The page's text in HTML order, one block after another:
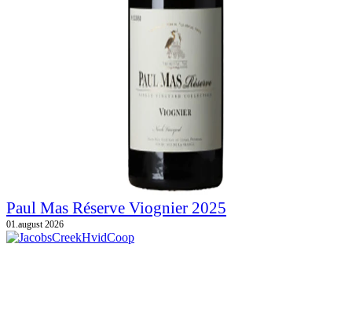
Paul Mas Réserve Viognier 2025
01.august 2026